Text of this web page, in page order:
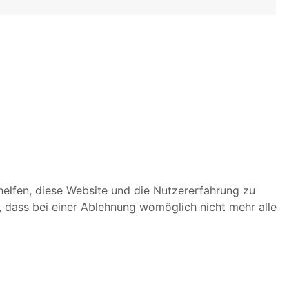
diese Website und die Nutzererfahrung zu
bei einer Ablehnung womöglich nicht mehr alle